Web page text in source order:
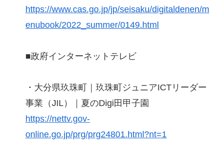
https://www.cas.go.jp/jp/seisaku/digitaldenen/m
enubook/2022_summer/0149.html
■政府インターネットテレビ
・大分県玖珠町｜玖珠町ジュニアICTリーダー
事業（JIL）｜夏のDigi田甲子園
https://nettv.gov-
online.go.jp/prg/prg24801.html?nt=1